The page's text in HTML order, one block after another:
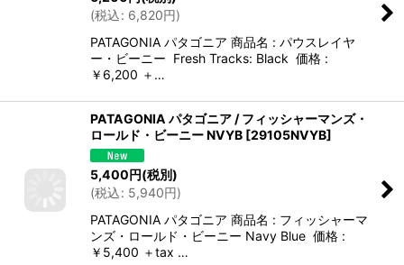
(税込: 6,820円)
PATAGONIA パタゴニア 商品名 : パウスレイヤ
ー・ビーニー Fresh Tracks: Black 価格 :
￥6,200 ＋…
PATAGONIA パタゴニア / フィッシャーマンズ・
ロールド・ビーニー NVYB [29105NVYB]
5,400円(税別)
(税込: 5,940円)
PATAGONIA パタゴニア 商品名 : フィッシャーマ
ンズ・ロールド・ビーニー Navy Blue 価格 :
￥5,400 ＋tax …